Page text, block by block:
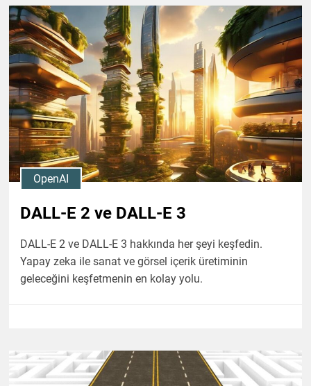
OpenAI
DALL-E 2 ve DALL-E 3
DALL-E 2 ve DALL-E 3 hakkında her şeyi keşfedin.
Yapay zeka ile sanat ve görsel içerik üretiminin
geleceğini keşfetmenin en kolay yolu.